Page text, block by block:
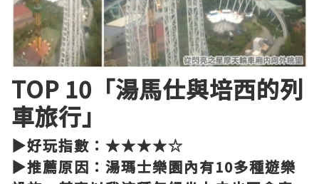
TOP 10「湯馬仕與培西的列
車旅行」
▶好玩指數：★★★★☆
▶推薦原因：湯瑪士樂園內有10多種遊樂